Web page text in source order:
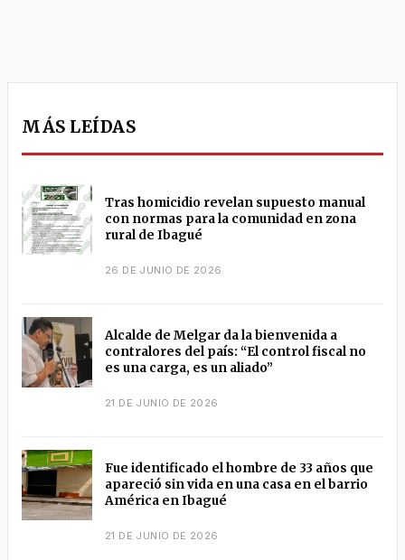
MÁS LEÍDAS
Tras homicidio revelan supuesto manual
con normas para la comunidad en zona
rural de Ibagué
26 DE JUNIO DE 2026
Alcalde de Melgar da la bienvenida a
contralores del país: “El control fiscal no
es una carga, es un aliado”
21 DE JUNIO DE 2026
Fue identificado el hombre de 33 años que
apareció sin vida en una casa en el barrio
América en Ibagué
21 DE JUNIO DE 2026